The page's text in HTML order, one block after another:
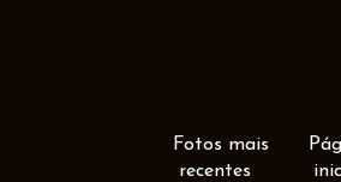
Fotos mais
recentes